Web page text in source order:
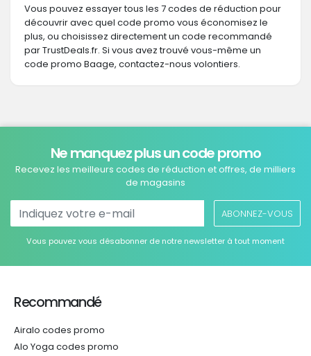
Vous pouvez essayer tous les 7 codes de réduction pour
découvrir avec quel code promo vous économisez le
plus, ou choisissez directement un code recommandé
par TrustDeals.fr. Si vous avez trouvé vous-même un
code promo Baage, contactez-nous volontiers.
Ne manquez plus un code promo
Recevez les meilleurs codes de réduction et offres, de milliers
de magasins
ABONNEZ-VOUS
Vous pouvez vous désabonner de notre newsletter à tout moment
Recommandé
Airalo codes promo
Alo Yoga codes promo